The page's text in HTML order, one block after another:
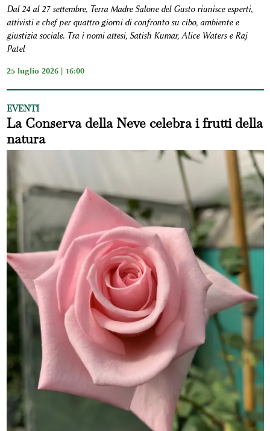
Dal 24 al 27 settembre, Terra Madre Salone del Gusto riunisce esperti,
attivisti e chef per quattro giorni di confronto su cibo, ambiente e
giustizia sociale. Tra i nomi attesi, Satish Kumar, Alice Waters e Raj
Patel
25 luglio 2026 | 16:00
EVENTI
La Conserva della Neve celebra i frutti della
natura